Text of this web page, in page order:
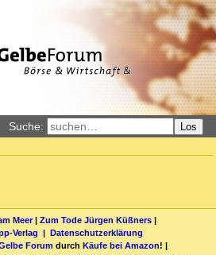
Suche: Los
Meer| Zum Tode Jürgen Küßners |
Verlag | Datenschutzerklärung
Forum durch Käufe bei Amazon! |